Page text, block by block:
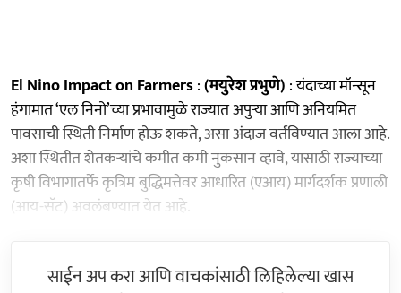
El Nino Impact on Farmers:(मयुरेश प्रभुणे) : यंदाच्या मॉन्सून
हंगामात ‘एल निनो’च्या प्रभावामुळे राज्यात अपुऱ्या आणि अनियमित
पावसाची स्थिती निर्माण होऊ शकते, असा अंदाज वर्तविण्यात आला आहे.
अशा स्थितीत शेतकऱ्यांचे कमीत कमी नुकसान व्हावे, यासाठी राज्याच्या
कृषी विभागातर्फे कृत्रिम बुद्धिमत्तेवर आधारित (एआय) मार्गदर्शक प्रणाली
(आय-सॅट) अवलंबण्यात येत आहे.
साईन अप करा आणि वाचकांसाठी लिहिलेल्या खास